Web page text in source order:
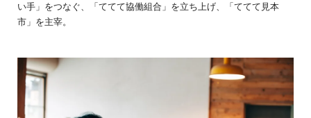
い手」をつなぐ、「ててて協働組合」を立ち上げ、「ててて見本
市」を主宰。